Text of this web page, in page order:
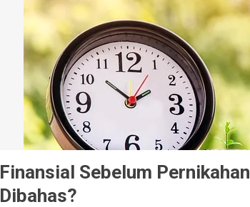
Finansial Sebelum
Dibahas?